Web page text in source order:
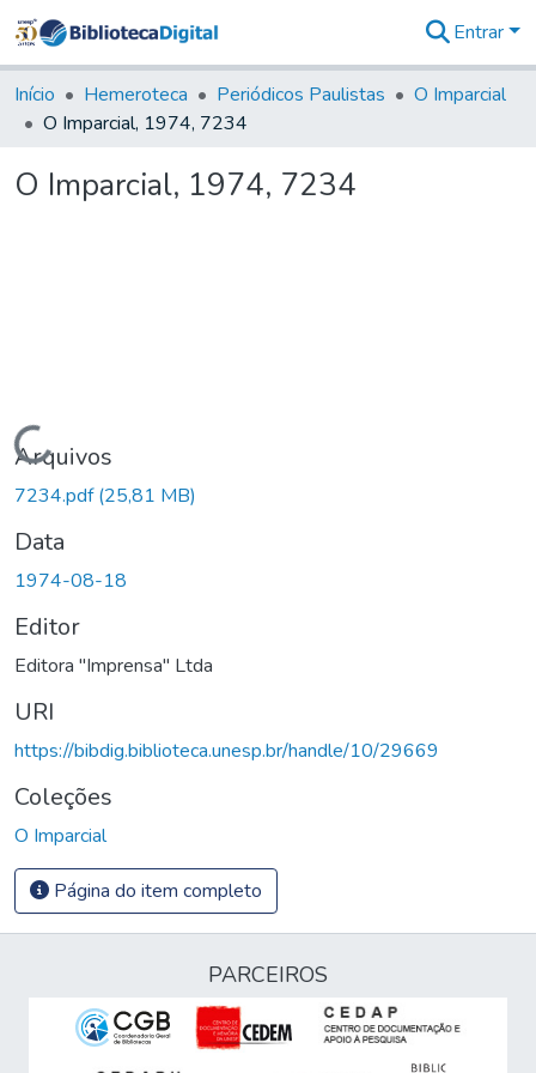
&
Coleções
Tudo na
Digital
Entrar
Início Hemeroteca Periódicos Paulistas
O Imparcial
O Imparcial, 1974, 7234
O Imparcial, 1974, 7234
Carregando...
Arquivos
7234.pdf(25,81 MB)
Data
1974-08-18
Editor
Editora "Imprensa" Ltda
URI
https://bibdig.biblioteca.unesp.br/handle/10/29669
Coleções
O Imparcial
Página do item completo
PARCEIROS